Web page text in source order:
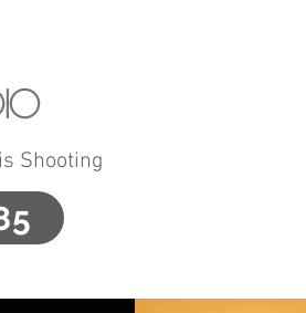
Shooting